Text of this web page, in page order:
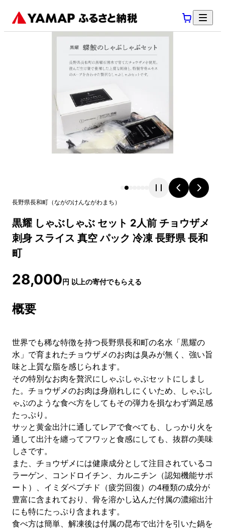
長野県長和町 （ながのけんながわまち ）
黒耀 しゃぶしゃぶ セット 2人前 チョウザメ
刺身 スライス 真空 パック 冷凍 長野県 長和
町
28,000円 以上の寄付でもらえる
概要
世界でも稀な特徴を持つ長野県長和町の名水「黒耀の
水」で育まれたチョウザメのお肉は臭みが無く、強い旨
味と上質な脂を感じられます。
その特別なお肉を贅沢にしゃぶしゃぶセットにしまし
た。チョウザメのお肉は身崩れしにくいため、しゃぶし
ゃぶのような食べ方をしてもその弾力を損なわず満足感
たっぷり。
サッと黄金出汁に通してレアで食べても、しっかり火を
通して出汁を纏ってフワッと食感にしても、抜群の美味
しさです。
また、チョウザメには健康成分として注目されているコ
ラーゲン、コンドロイチン、カルニチン（認知機能サポ
ート）、イミダペプチド（疲労回復）の4種類の成分が
豊富に含まれており、骨を溶かし込んだ付属の濃縮出汁
にも特にたっぷり含まれます。
食べ方は簡単、解凍後は付属の昆布で出汁を引いた鍋を